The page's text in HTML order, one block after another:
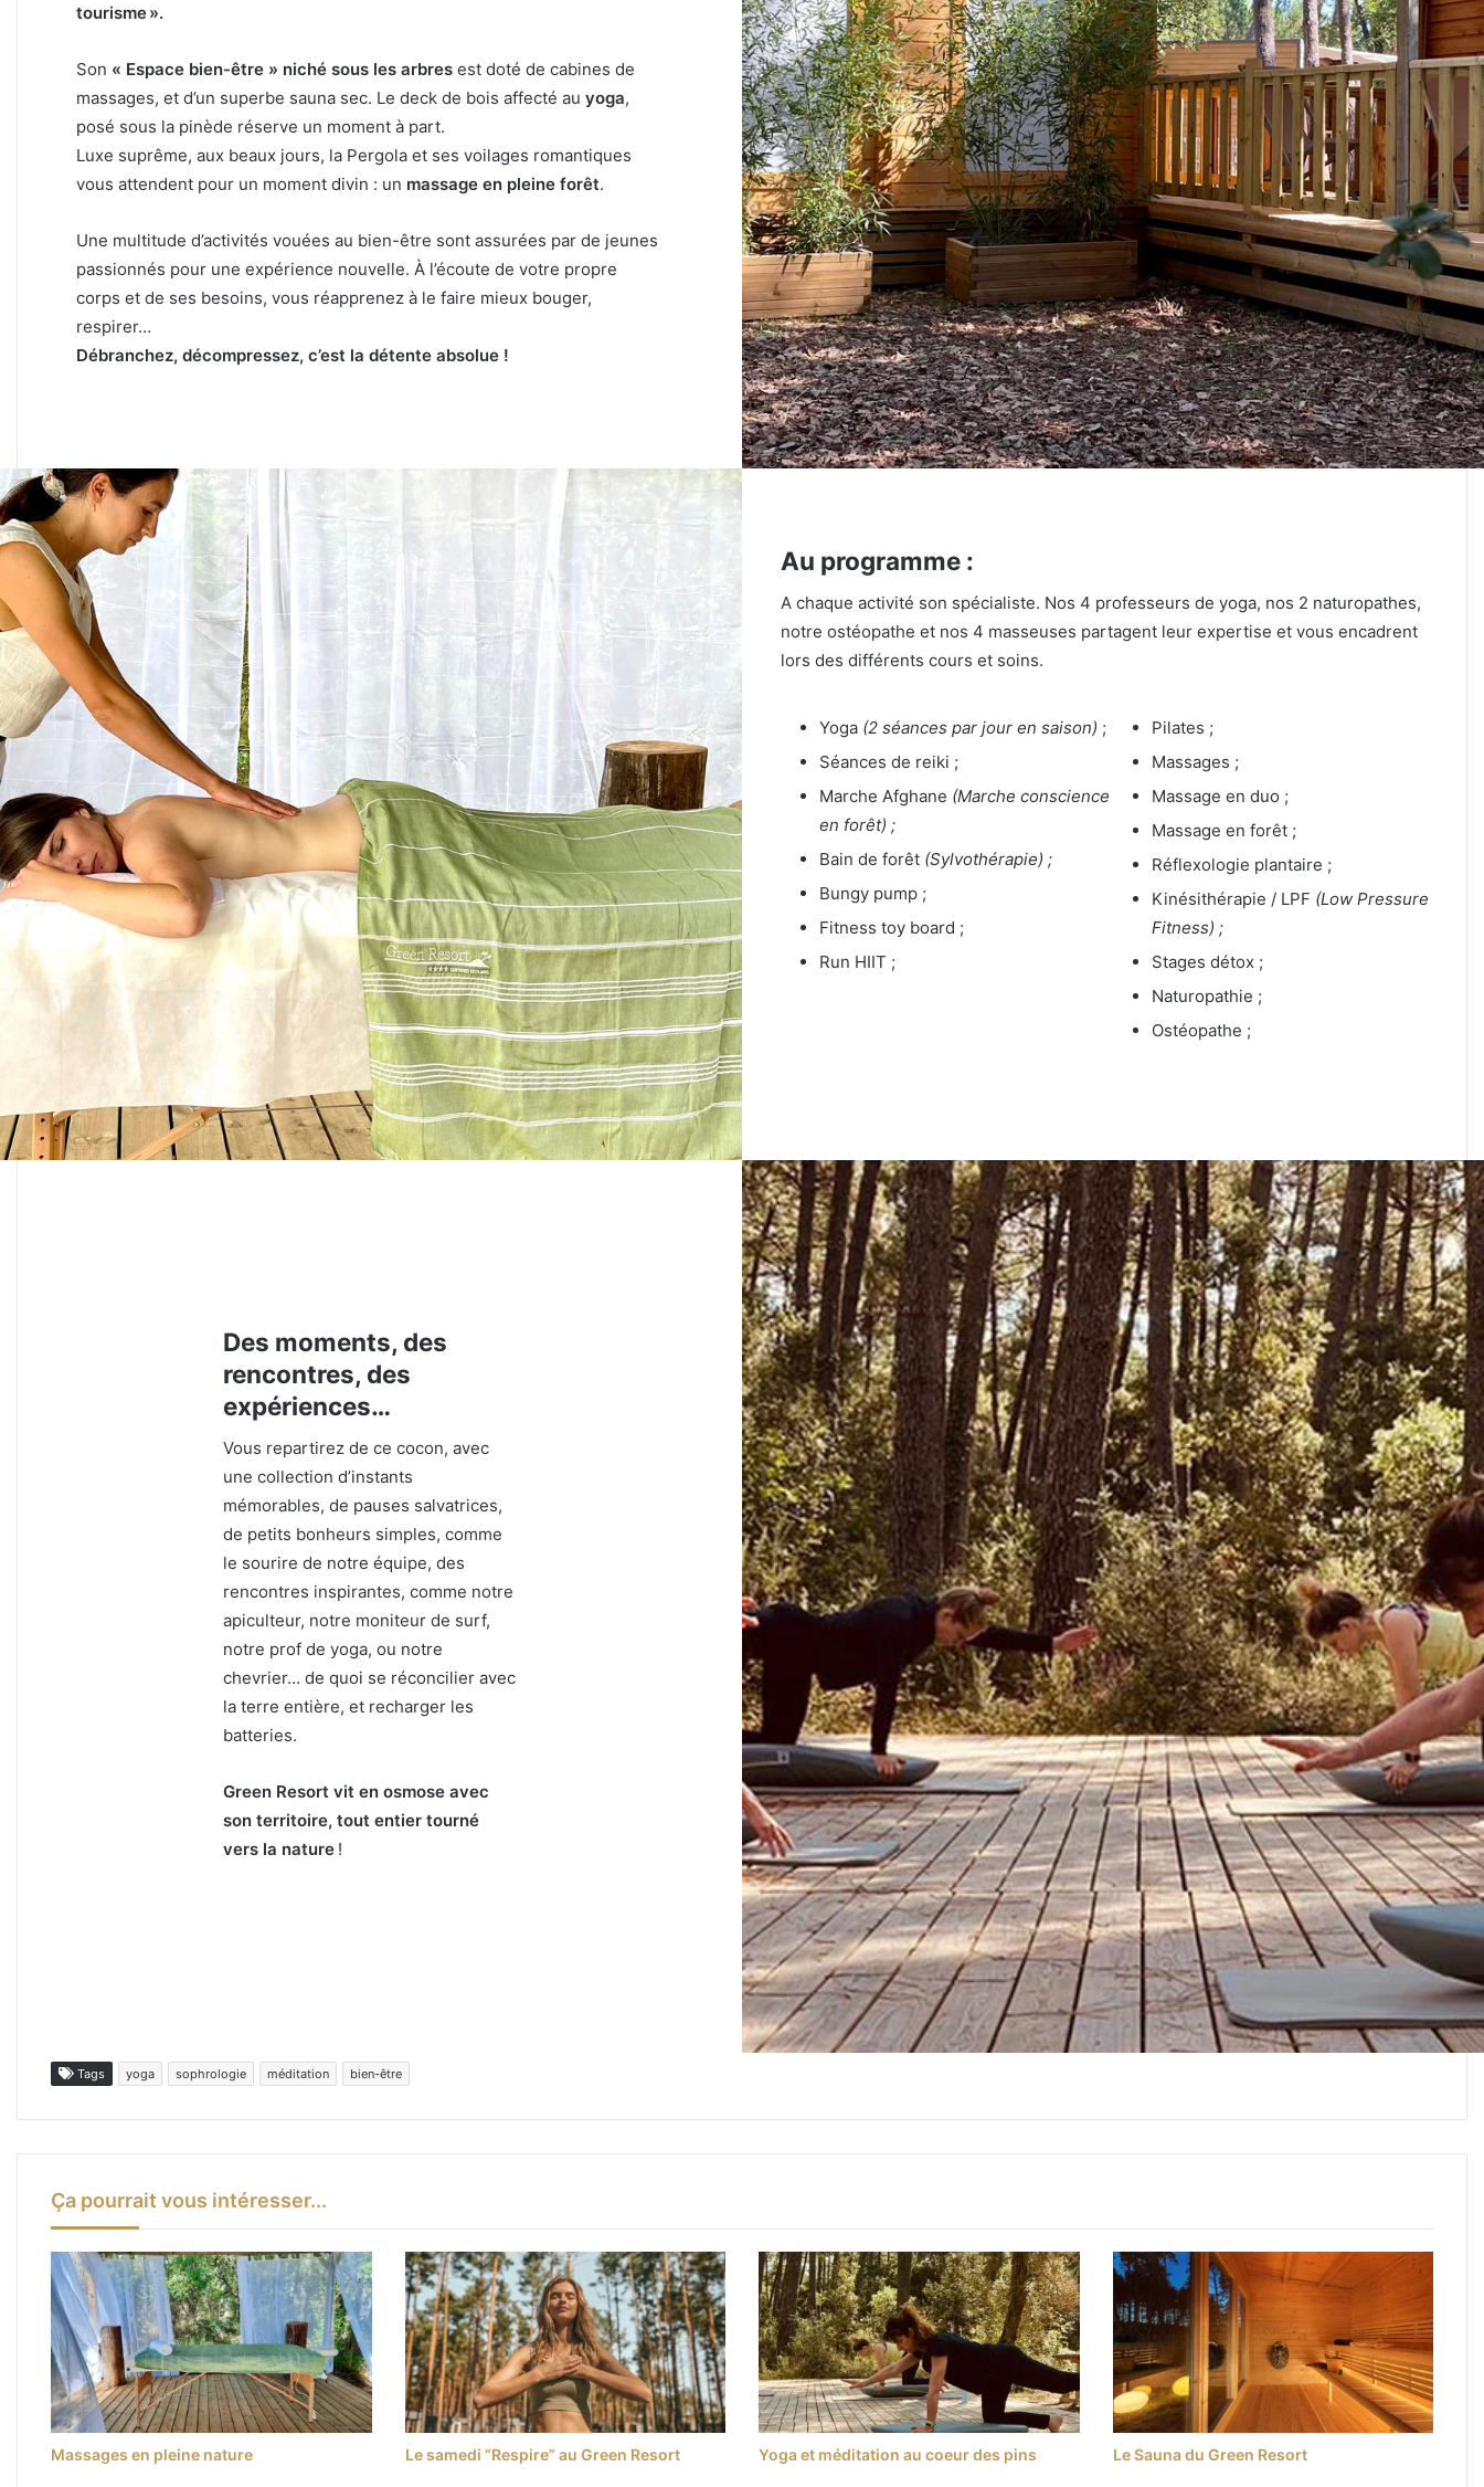
tourisme ».
Son « Espace bien-être » niché sous les arbresest doté de cabines de
massages, et d’un superbe sauna sec. Le deck de bois affecté au yoga,
posé sous la pinède réserve un moment à part.
Luxe suprême, aux beaux jours, la Pergola et ses voilages romantiques
vous attendent pour un moment divin : un massage en pleine forêt.
Une multitude d’activités vouées au bien-être sont assurées par de jeunes
passionnés pour une expérience nouvelle. À l’écoute de votre propre
corps et de ses besoins, vous réapprenez à le faire mieux bouger,
respirer…
Débranchez, décompressez, c’est la détente absolue !
Au programme :
A chaque activité son spécialiste. Nos 4 professeurs de yoga, nos 2 naturopathes,
notre ostéopathe et nos 4 masseuses partagent leur expertise et vous encadrent
lors des différents cours et soins.
Yoga (2 séances par jour en saison) ;
Séances de reiki ;
Marche Afghane (Marche conscience
en forêt) ;
Bain de forêt (Sylvothérapie) ;
Bungy pump ;
Fitness toy board ;
Run HIIT ;
Pilates ;
Massages ;
Massage en duo ;
Massage en forêt ;
Réflexologie plantaire ;
Kinésithérapie / LPF (Low Pressure
Fitness) ;
Stages détox ;
Naturopathie ;
Ostéopathe ;
Des moments, des
rencontres, des
expériences…
Vous repartirez de ce cocon, avec
une collection d’instants
mémorables, de pauses salvatrices,
de petits bonheurs simples, comme
le sourire de notre équipe, des
rencontres inspirantes, comme notre
apiculteur, notre moniteur de surf,
notre prof de yoga, ou notre
chevrier… de quoi se réconcilier avec
la terre entière, et recharger les
batteries.
Green Resort vit en osmose avec
son territoire, tout entier tourné
vers la nature !
Tags yoga sophrologie méditation bien-être
Ça pourrait vous intéresser...
Massages en pleine nature Le samedi “Respire” au Green Resort Yoga et méditation au coeur des pins Le Sauna du Green Resort